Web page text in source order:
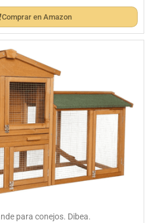
Comprar en Amazon
para conejos. Dibea.